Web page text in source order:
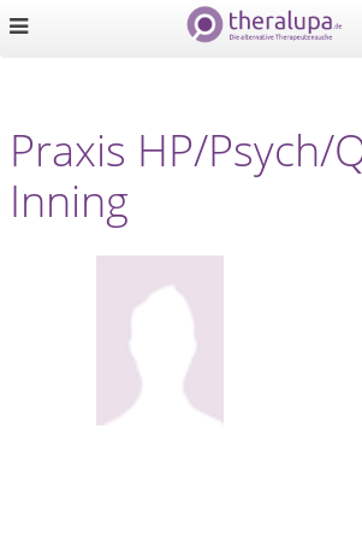
Praxis HP/Psych/
Inning